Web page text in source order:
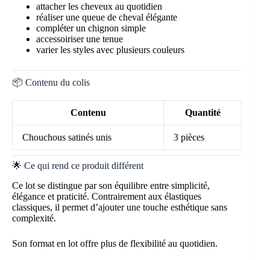
attacher les cheveux au quotidien
réaliser une queue de cheval élégante
compléter un chignon simple
accessoiriser une tenue
varier les styles avec plusieurs couleurs
📦 Contenu du colis
Contenu Quantité
Chouchous satinés unis 3 pièces
🌟 Ce qui rend ce produit différent
Ce lot se distingue par son équilibre entre simplicité,
élégance et praticité. Contrairement aux élastiques
classiques, il permet d’ajouter une touche esthétique sans
complexité.
Son format en lot offre plus de flexibilité au quotidien.